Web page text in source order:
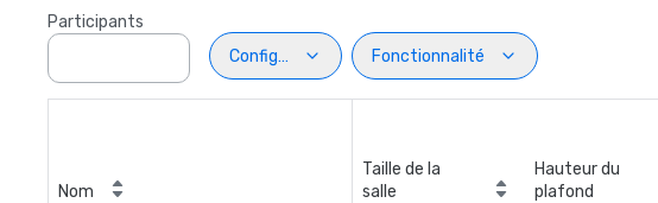
Participants
Configuration
Fonctionnalité
Nom
Taille de la
salle
Hauteur du
plafond